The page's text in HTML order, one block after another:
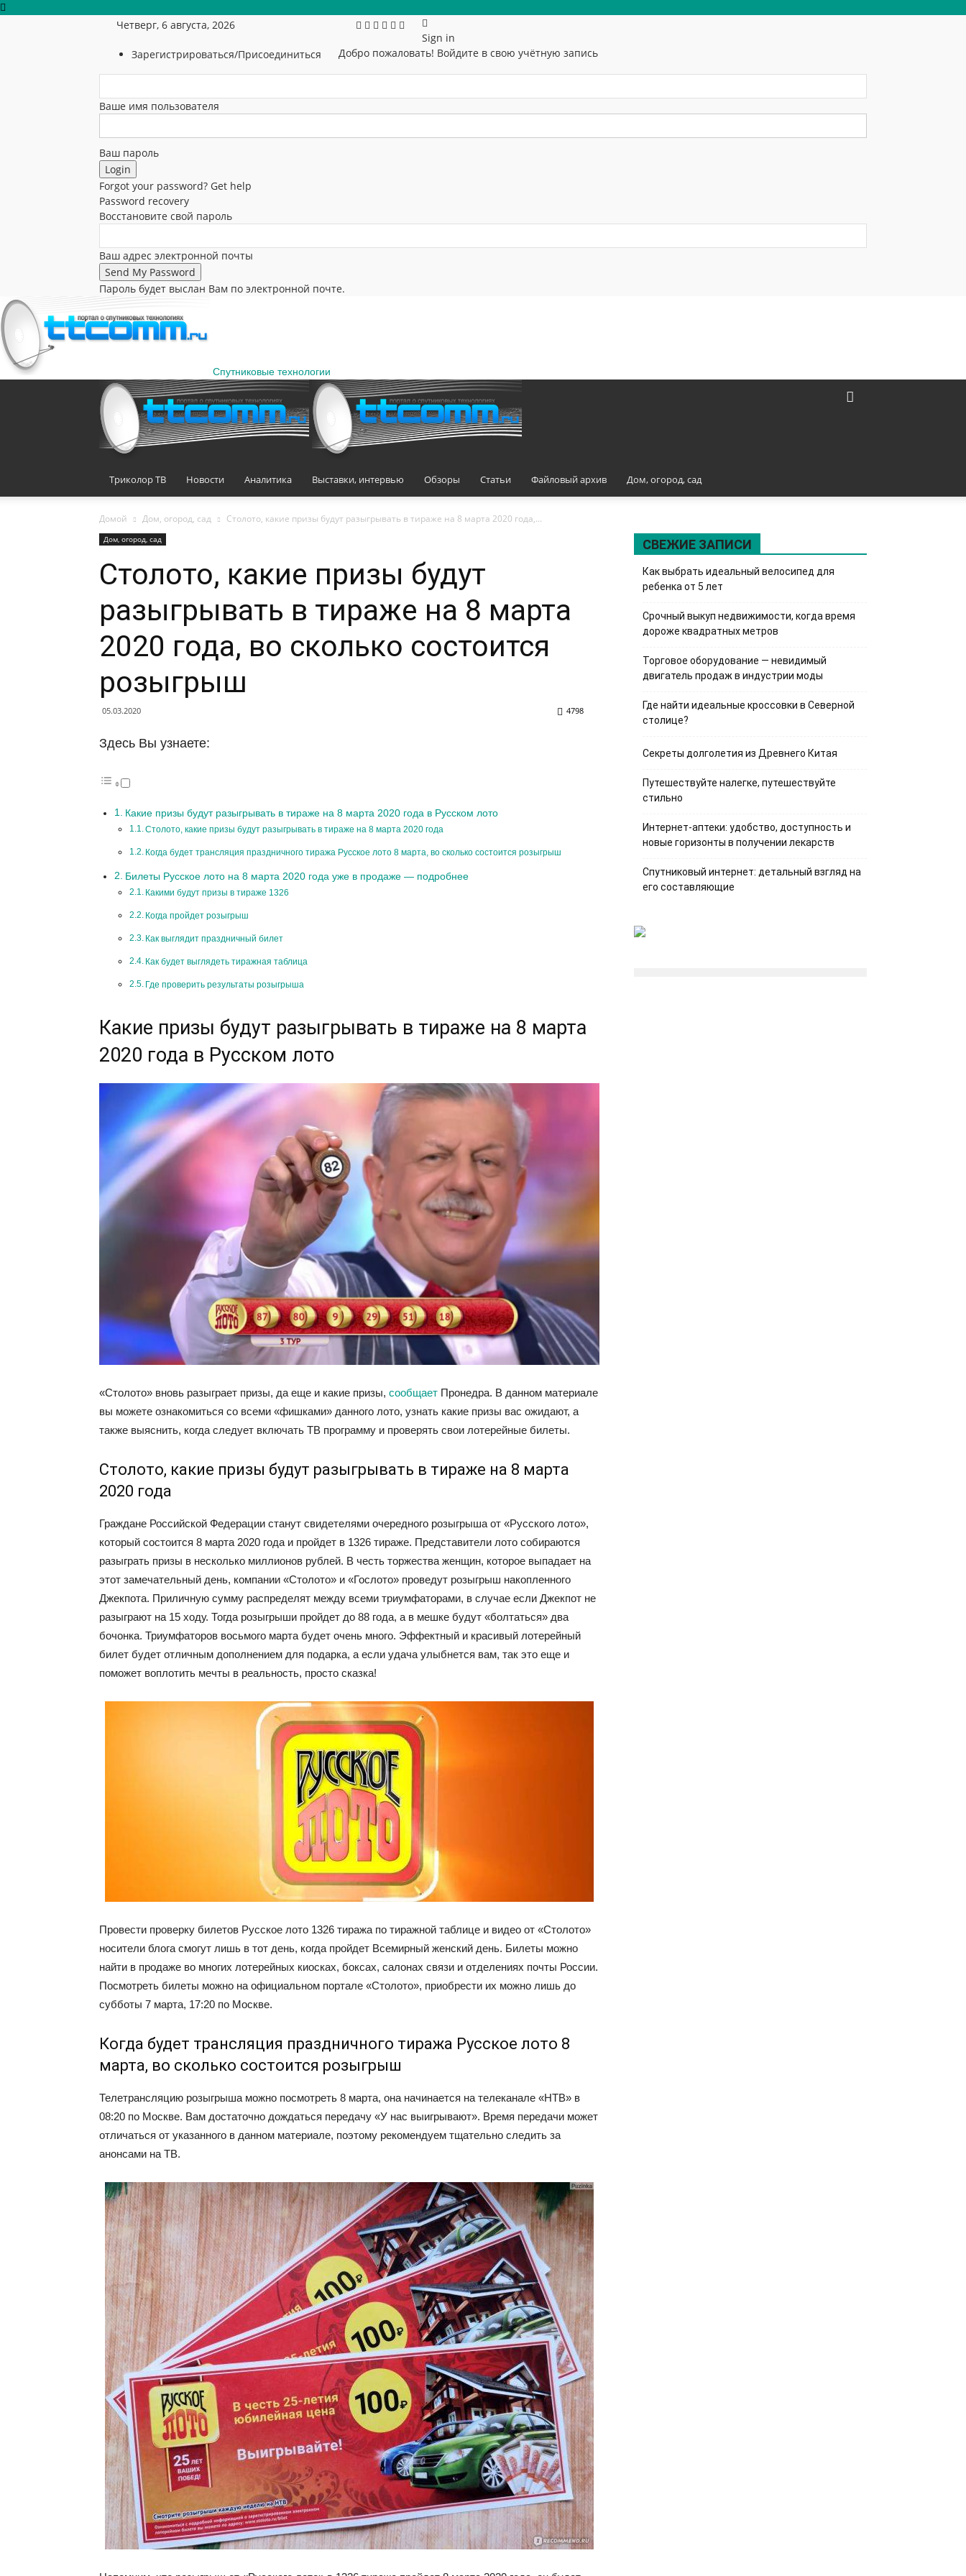
Четверг, 6 августа, 2026
Зарегистрироваться/Присоединиться
Sign in
Добро пожаловать! Войдите в свою учётную запись
Ваше имя пользователя
Ваш пароль
Forgot your password? Get help
Password recovery
Восстановите свой пароль
Ваш адрес электронной почты
Пароль будет выслан Вам по электронной почте.
Спутниковые технологии
Триколор ТВ Новости Аналитика Выставки, интервью Обзоры Статьи Файловый архив Дом, огород, сад
Домой Дом, огород, сад Столото, какие призы будут разыгрывать в тираже на 8 марта 2020 года,...
Дом, огород, сад
Столото, какие призы будут
разыгрывать в тираже на 8 марта
2020 года, во сколько состоится
розыгрыш
05.03.2020 4798
Здесь Вы узнаете:
Какие призы будут разыгрывать в тираже на 8 марта 2020 года в Русском лото
Столото, какие призы будут разыгрывать в тираже на 8 марта 2020 года
Когда будет трансляция праздничного тиража Русское лото 8 марта, во сколько состоится розыгрыш
Билеты Русское лото на 8 марта 2020 года уже в продаже — подробнее
Какими будут призы в тираже 1326
Когда пройдет розыгрыш
Как выглядит праздничный билет
Как будет выглядеть тиражная таблица
Где проверить результаты розыгрыша
Какие призы будут разыгрывать в тираже на 8 марта
2020 года в Русском лото
«Столото» вновь разыграет призы, да еще и какие призы, сообщает Пронедра. В данном материале
вы можете ознакомиться со всеми «фишками» данного лото, узнать какие призы вас ожидают, а
также выяснить, когда следует включать ТВ программу и проверять свои лотерейные билеты.
Столото, какие призы будут разыгрывать в тираже на 8 марта
2020 года
Граждане Российской Федерации станут свидетелями очередного розыгрыша от «Русского лото»,
который состоится 8 марта 2020 года и пройдет в 1326 тираже. Представители лото собираются
разыграть призы в несколько миллионов рублей. В честь торжества женщин, которое выпадает на
этот замечательный день, компании «Столото» и «Гослото» проведут розыгрыш накопленного
Джекпота. Приличную сумму распределят между всеми триумфаторами, в случае если Джекпот не
разыграют на 15 ходу. Тогда розыгрыши пройдет до 88 года, а в мешке будут «болтаться» два
бочонка. Триумфаторов восьмого марта будет очень много. Эффектный и красивый лотерейный
билет будет отличным дополнением для подарка, а если удача улыбнется вам, так это еще и
поможет воплотить мечты в реальность, просто сказка!
Провести проверку билетов Русское лото 1326 тиража по тиражной таблице и видео от «Столото»
носители блога смогут лишь в тот день, когда пройдет Всемирный женский день. Билеты можно
найти в продаже во многих лотерейных киосках, боксах, салонах связи и отделениях почты России.
Посмотреть билеты можно на официальном портале «Столото», приобрести их можно лишь до
субботы 7 марта, 17:20 по Москве.
Когда будет трансляция праздничного тиража Русское лото 8
марта, во сколько состоится розыгрыш
Телетрансляцию розыгрыша можно посмотреть 8 марта, она начинается на телеканале «НТВ» в
08:20 по Москве. Вам достаточно дождаться передачу «У нас выигрывают». Время передачи может
отличаться от указанного в данном материале, поэтому рекомендуем тщательно следить за
анонсами на ТВ.
СВЕЖИЕ ЗАПИСИ
Как выбрать идеальный велосипед для
ребенка от 5 лет
Срочный выкуп недвижимости, когда время
дороже квадратных метров
Торговое оборудование — невидимый
двигатель продаж в индустрии моды
Где найти идеальные кроссовки в Северной
столице?
Секреты долголетия из Древнего Китая
Путешествуйте налегке, путешествуйте
стильно
Интернет-аптеки: удобство, доступность и
новые горизонты в получении лекарств
Спутниковый интернет: детальный взгляд на
его составляющие